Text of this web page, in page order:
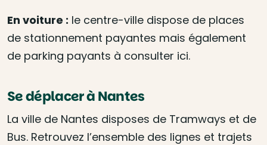
En voiture : le centre-ville dispose de places
de stationnement payantes mais également
de parking payants à consulter ici.
Se déplacer à Nantes
La ville de Nantes disposes de Tramways et de
Bus. Retrouvez l’ensemble des lignes et trajets